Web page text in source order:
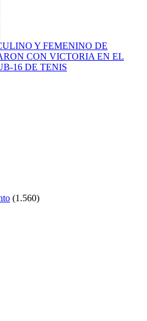
Y FEMENINO DE
CON VICTORIA EN EL
16 DE TENIS
(1.560)